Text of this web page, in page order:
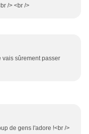
/> <br />
vais sûrement passer
de gens l'adore !<br />